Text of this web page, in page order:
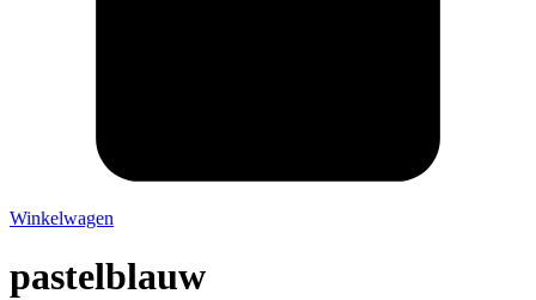
Winkelwagen
pastelblauw